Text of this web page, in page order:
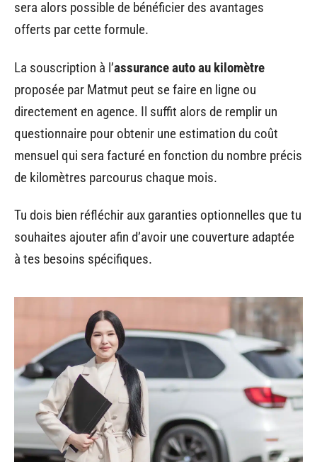
sera alors possible de bénéficier des avantages
offerts par cette formule.
La souscription à l’assurance auto au kilomètre
proposée par Matmut peut se faire en ligne ou
directement en agence. Il suffit alors de remplir un
questionnaire pour obtenir une estimation du coût
mensuel qui sera facturé en fonction du nombre précis
de kilomètres parcourus chaque mois.
Tu dois bien réfléchir aux garanties optionnelles que tu
souhaites ajouter afin d’avoir une couverture adaptée
à tes besoins spécifiques.